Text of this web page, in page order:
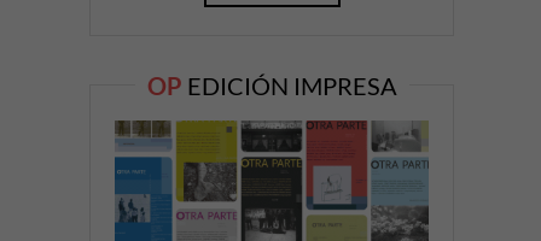
OP EDICIÓN IMPRESA